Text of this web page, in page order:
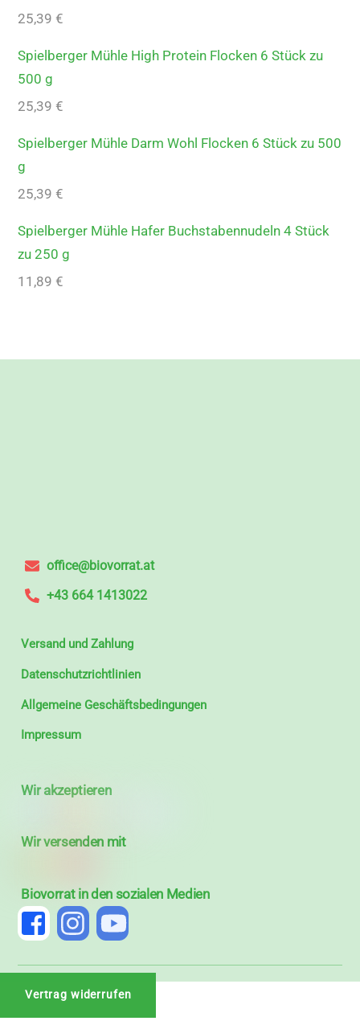
25,39€
Spielberger Mühle High Protein Flocken 6 Stück zu
500 g
25,39€
Spielberger Mühle Darm Wohl Flocken 6 Stück zu 500
g
25,39€
Spielberger Mühle Hafer Buchstabennudeln 4 Stück
zu 250 g
11,89€
office@biovorrat.at
+43 664 1413022
Versand und Zahlung
Datenschutzrichtlinien
Allgemeine Geschäftsbedingungen
Impressum
Wir akzeptieren
Wir versenden mit
Biovorrat in den sozialen Medien
Vertrag widerrufen